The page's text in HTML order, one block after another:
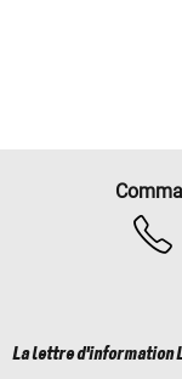
La lettre d'information